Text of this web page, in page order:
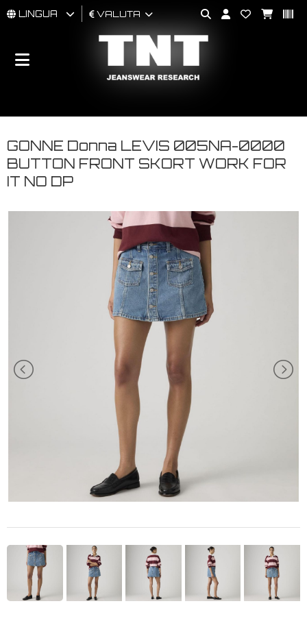
UOMO
BRAND
LINGUA VALUTA
GONNE Donna LEVIS 005NA-0000
BUTTON FRONT SKORT WORK FOR
IT NO DP